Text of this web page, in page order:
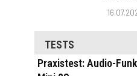
TESTS
Praxistest: Audio-